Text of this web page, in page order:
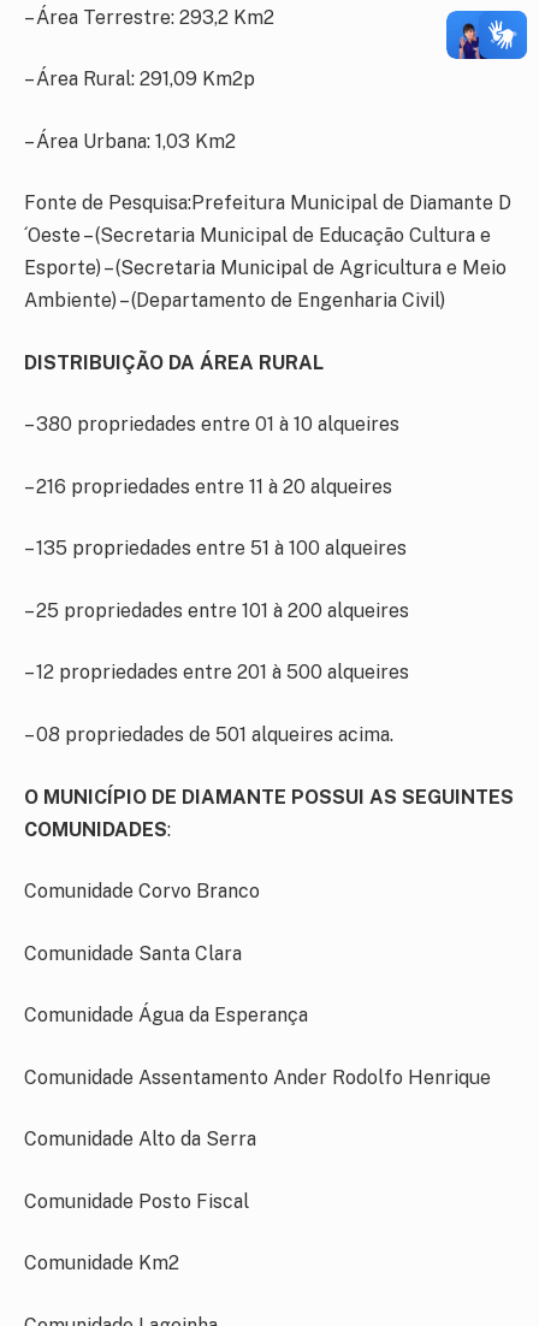
– Área Terrestre: 293,2 Km2
– Área Rural: 291,09 Km2p
– Área Urbana: 1,03 Km2
Fonte de Pesquisa:Prefeitura Municipal de Diamante D
´Oeste – (Secretaria Municipal de Educação Cultura e
Esporte) – (Secretaria Municipal de Agricultura e Meio
Ambiente) – (Departamento de Engenharia Civil)
DISTRIBUIÇÃO DA ÁREA RURAL
– 380 propriedades entre 01 à 10 alqueires
– 216 propriedades entre 11 à 20 alqueires
– 135 propriedades entre 51 à 100 alqueires
– 25 propriedades entre 101 à 200 alqueires
– 12 propriedades entre 201 à 500 alqueires
– 08 propriedades de 501 alqueires acima.
O MUNICÍPIO DE DIAMANTE POSSUI AS SEGUINTES
COMUNIDADES:
Comunidade Corvo Branco
Comunidade Santa Clara
Comunidade Água da Esperança
Comunidade Assentamento Ander Rodolfo Henrique
Comunidade Alto da Serra
Comunidade Posto Fiscal
Comunidade Km2